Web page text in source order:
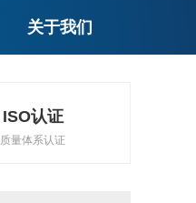
关于我们
ISO认证
质量体系认证